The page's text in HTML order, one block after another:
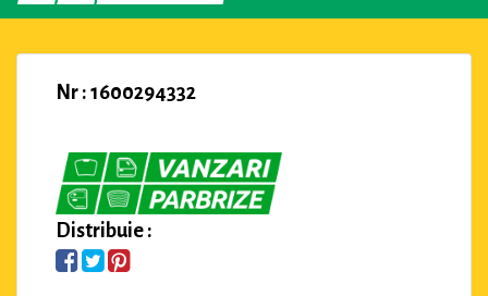
Nr : 1600294332
Distribuie :